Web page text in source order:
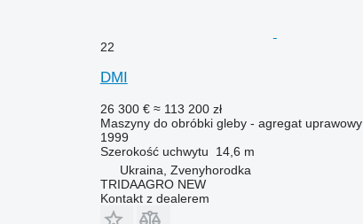
22
DMI
26 300 € ≈ 113 200 zł
Maszyny do obróbki gleby - agregat uprawowy
1999
Szerokość uchwytu
14,6 m
Ukraina, Zvenyhorodka
TRIDAAGRO NEW
Kontakt z dealerem